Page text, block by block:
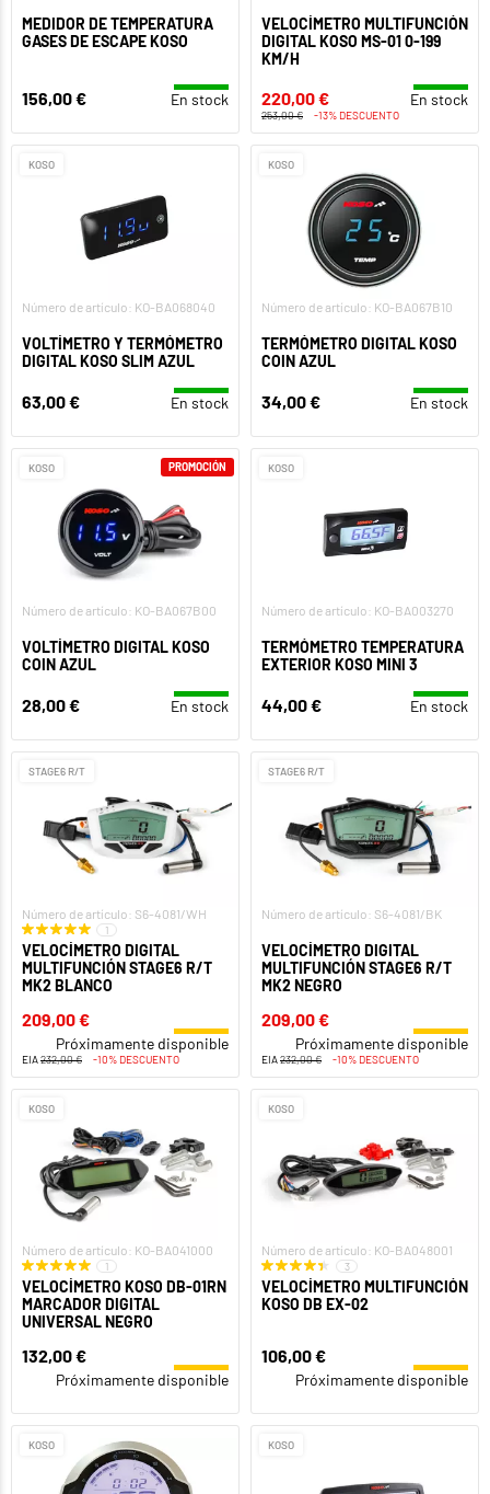
MEDIDOR DE TEMPERATURA
GASES DE ESCAPE KOSO
156,00 € En stock
VELOCÍMETRO MULTIFUNCIÓN
DIGITAL KOSO MS-01 0-199
KM/H
220,00 € En stock
253,00 € -13% DESCUENTO
KOSO
Número de artículo: KO-BA068040
VOLTÍMETRO Y TERMÓMETRO
DIGITAL KOSO SLIM AZUL
63,00 € En stock
KOSO
Número de artículo: KO-BA067B10
TERMÓMETRO DIGITAL KOSO
COIN AZUL
34,00 € En stock
KOSO
Número de artículo: KO-BA067B00
VOLTÍMETRO DIGITAL KOSO
COIN AZUL
28,00 € En stock
PROMOCIÓN KOSO
Número de artículo: KO-BA003270
TERMÓMETRO TEMPERATURA
EXTERIOR KOSO MINI 3
44,00 € En stock
STAGE6 R/T
Número de artículo: S6-4081/WH
1
VELOCÍMETRO DIGITAL
MULTIFUNCIÓN STAGE6 R/T
MK2 BLANCO
209,00 €
Próximamente disponible
EIA232,00 € -10% DESCUENTO
STAGE6 R/T
Número de artículo: S6-4081/BK
VELOCÍMETRO DIGITAL
MULTIFUNCIÓN STAGE6 R/T
MK2 NEGRO
209,00 €
Próximamente disponible
EIA232,00 € -10% DESCUENTO
KOSO
Número de artículo: KO-BA041000
1
VELOCÍMETRO KOSO DB-01RN
MARCADOR DIGITAL
UNIVERSAL NEGRO
132,00 €
Próximamente disponible
KOSO
Número de artículo: KO-BA048001
3
VELOCÍMETRO MULTIFUNCIÓN
KOSO DB EX-02
106,00 €
Próximamente disponible
KOSO KOSO